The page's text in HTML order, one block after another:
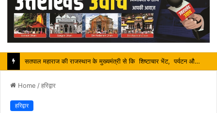
श्रावण मास में शिव भक्तों की निस्वार्थ सेवा करना ही सच्ची शिव आराधना है-महंत बिष्णु दास
Home /हरिद्वार
हरिद्वार